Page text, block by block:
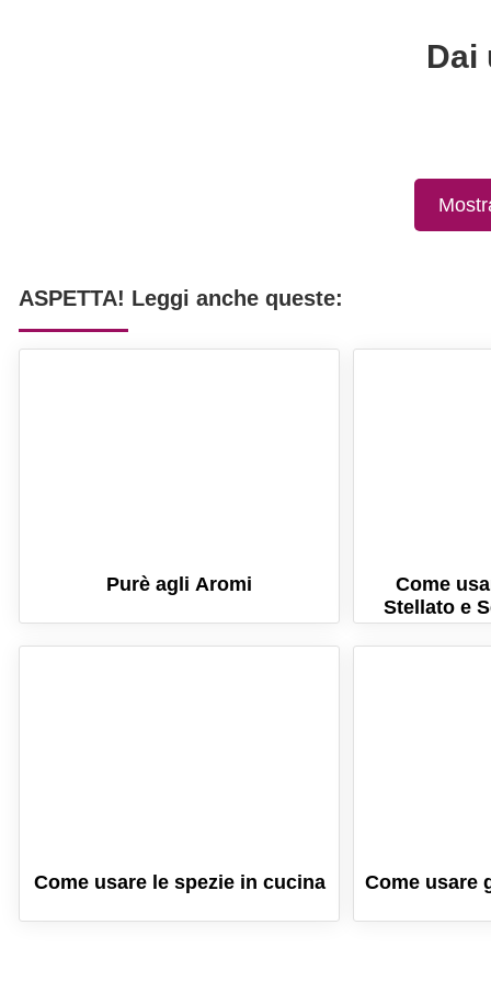
Dai
ASPETTA! Leggi anche queste:
Purè agli Aromi
Come
Stellato e
Come usare le spezie in cucina Come usare